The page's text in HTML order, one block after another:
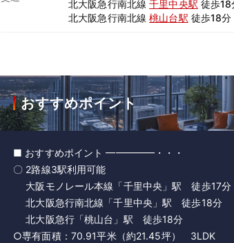
北大阪急行南北線千里中央駅 徒歩18
北大阪急行南北線桃山台駅 徒歩18分
おすすめポイント
■ おすすめポイント ━━━━━・・・
〇 2路線3駅利用可能
大阪モノレール本線「千里中央」駅 徒歩17分
北大阪急行南北線「千里中央」駅 徒歩18分
北大阪急行「桃山台」駅 徒歩18分
○専有面積：70.91平米（約21.45坪） 3LDK